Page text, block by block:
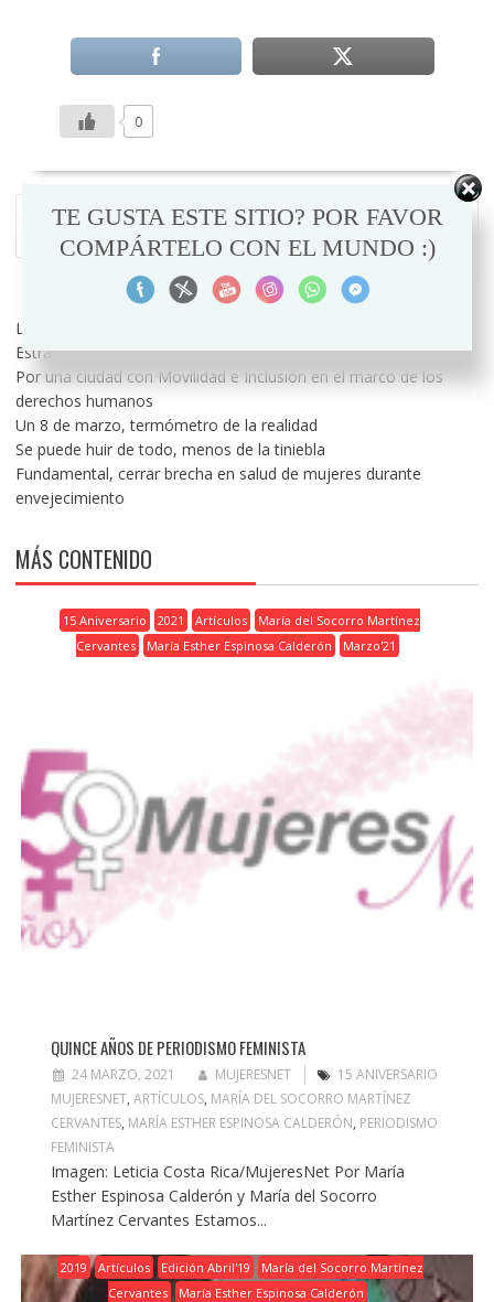
0
NAVEGACIÓN
ENTRADAS
Esperanza, las flores y el
confinamiento
Mapa de escritoras
mexicanas
contemporáneas
La herida que el Poder quiso borrar: el caso de Lucero Díaz
Estrada, periodista en Uruapan
Por una ciudad con Movilidad e Inclusión en el marco de los
derechos humanos
Un 8 de marzo, termómetro de la realidad
Se puede huir de todo, menos de la tiniebla
Fundamental, cerrar brecha en salud de mujeres durante
envejecimiento
MÁS CONTENIDO
15 Aniversario 2021 Artículos
María del Socorro Martínez
Cervantes
María Esther Espinosa Calderón Marzo'21
QUINCE AÑOS DE PERIODISMO FEMINISTA
24 MARZO, 2021 MUJERESNET
15 ANIVERSARIO
MUJERESNET, ARTÍCULOS, MARÍA DEL SOCORRO MARTÍNEZ
CERVANTES, MARÍA ESTHER ESPINOSA CALDERÓN, PERIODISMO
FEMINISTA
Imagen: Leticia Costa Rica/MujeresNet Por María
Esther Espinosa Calderón y María del Socorro
Martínez Cervantes Estamos...
2019 Artículos Edición Abril'19
María del Socorro Martínez
Cervantes
María Esther Espinosa Calderón
TE GUSTA ESTE SITIO? POR FAVOR
COMPÁRTELO CON EL MUNDO :)